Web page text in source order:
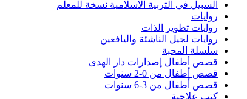
السبيل في التربية الاسلامية نسخة للمعلم
روايات
روايات تطوير الذات
روايات لجيل الناشئة واليافعين
سلسلة المحبة
قصص أطفال إصدارات دار الهدى
قصص أطفال من 0-2 سنوات
قصص أطفال من 3-6 سنوات
كتب علاجية